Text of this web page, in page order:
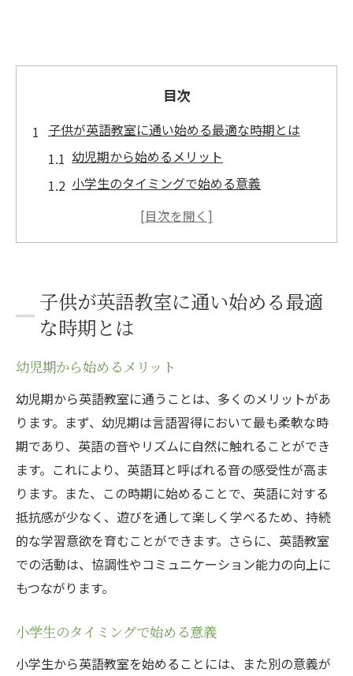
目次
子供が英語教室に通い始める最適な時期とは
幼児期から始めるメリット
小学生のタイミングで始める意義
年齢別に見る英語習得の効果
家庭での英語環境づくりの重要性
英語教室選びに迷ったら注目したいポイント
教師の資格と経験
少人数クラスのメリット
英語教室の立地と通いやすさ
体験レッスンの活用方法
保護者の口コミを参考にする
子供に楽しく英語を学ばせる方法とその効果
遊びを取り入れた英語学習
多様な教材の活用
友達と一緒に学ぶ楽しさ
成功体験を積み重ねる方法
ホームプロジェクトで英語力を伸ばす
子供が英語教室に通い始める最適
な時期とは
幼児期から始めるメリット
幼児期から英語教室に通うことは、多くのメリットがあ
ります。まず、幼児期は言語習得において最も柔軟な時
期であり、英語の音やリズムに自然に触れることができ
ます。これにより、英語耳と呼ばれる音の感受性が高ま
ります。また、この時期に始めることで、英語に対する
抵抗感が少なく、遊びを通して楽しく学べるため、持続
的な学習意欲を育むことができます。さらに、英語教室
での活動は、協調性やコミュニケーション能力の向上に
もつながります。
小学生のタイミングで始める意義
小学生から英語教室を始めることには、また別の意義が